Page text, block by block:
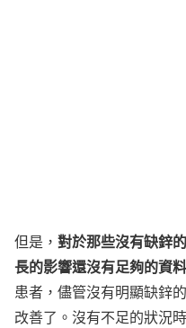
但是， 對於那些沒有缺鋅
長的影響還沒有足夠的資料
患者，儘管沒有明顯缺鋅
改善了。沒有不足的狀況